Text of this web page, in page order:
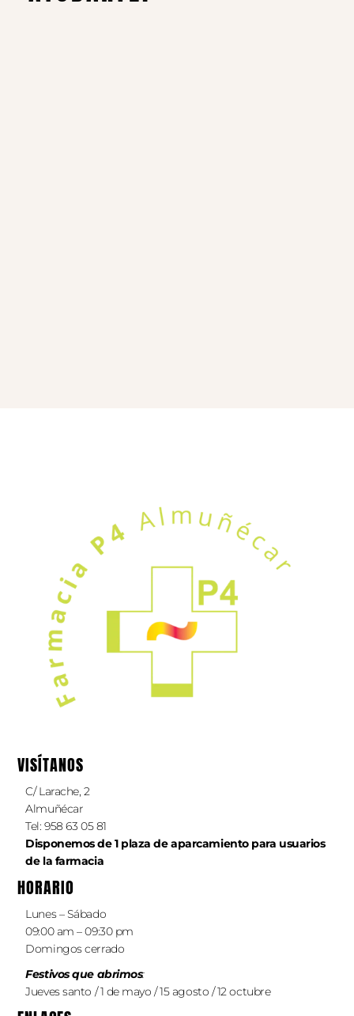
VISÍTANOS
C/ Larache, 2
Almuñécar
Tel: 958 63 05 81
Disponemos de 1 plaza de aparcamiento para usuarios
de la farmacia
HORARIO
Lunes – Sábado
09:00 am – 09:30 pm
Domingos cerrado
Festivos que abrimos:
Jueves santo / 1 de mayo / 15 agosto / 12 octubre